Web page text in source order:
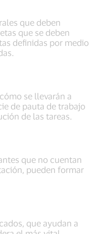
que deben
que se deben
definidas por medio
se llevarán a
de pauta de trabajo
de las tareas.
que no cuentan
pueden formar
que ayudan a